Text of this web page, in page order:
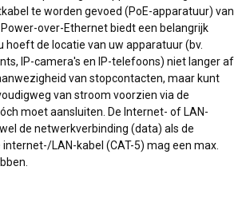
te worden gevoed (PoE-apparatuur) van
over-Ethernet biedt een belangrijk
hoeft de locatie van uw apparatuur (bv.
IP-camera's en IP-telefoons) niet langer af
van stopcontacten, maar kunt
van stroom voorzien via de
moet aansluiten. De Internet- of LAN-
de netwerkverbinding (data) als de
LAN-kabel (CAT-5) mag een max.